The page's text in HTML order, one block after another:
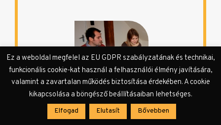
Balajthy Ágnes és Pogrányi Péter
Ez a weboldal megfelel az EU GDPR szabályzatának és technikai,
funkcionális cookie-kat használ a felhasználói élmény javítására,
valamint a zavartalan működés biztosítása érdekében. A cookie
kikapcsolása a böngésző beállításaiban lehetséges.
Elfogad Elutasít Bővebben